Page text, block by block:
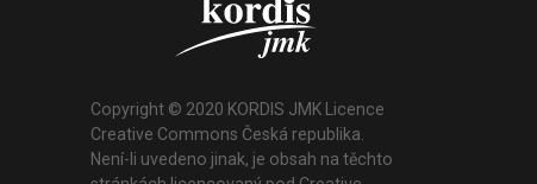
Copyright © 2020 KORDIS JMK Licence
Creative Commons Česká republika.
Není-li uvedeno jinak, je obsah na těchto